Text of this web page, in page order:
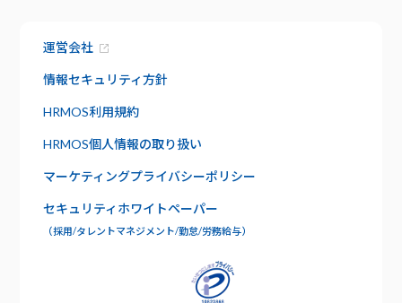
社内版ビズリーチ
日報管理
ワークフロー
年末調整
特長
セキュリティ
サポート
よくあるご質問
運営会社
情報セキュリティ方針
HRMOS利用規約
HRMOS個人情報の取り扱い
マーケティングプライバシーポリシー
セキュリティホワイトペーパー
（採用/タレントマネジメント/勤怠/労務給与）